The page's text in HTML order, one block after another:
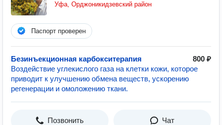
Уфа, Орджоникидзевский район
Паспорт проверен
Безинъекционная карбокситерапия
800 ₽
Воздействие углекислого газа на клетки кожи, которое
приводит к улучшению обмена веществ, ускорению
регенерации и омоложению ткани.
Позвонить Чат